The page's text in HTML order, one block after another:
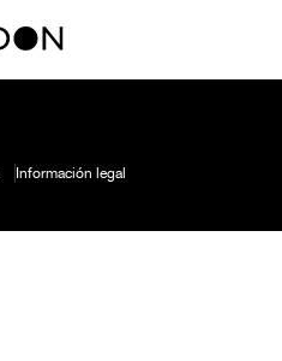
Información legal